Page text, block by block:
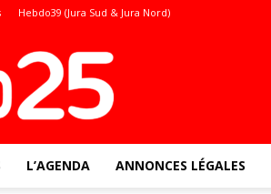
Hebdo39 (Jura Sud & Jura Nord)
L’AGENDA ANNONCES LÉGALES